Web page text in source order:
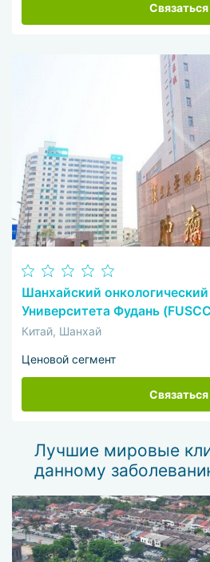
Связаться
Шанхайский
Университета Фудань
Китай, Шанхай
Ценовой сегмент
Связаться
Лучшие мировые
данному